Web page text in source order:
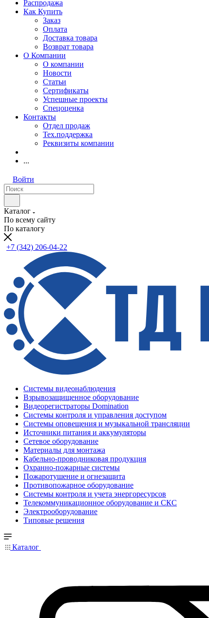
Распродажа
Как Купить
Заказ
Оплата
Доставка товара
Возврат товара
О Компании
О компании
Новости
Статьи
Сертификаты
Успешные проекты
Спецоценка
Контакты
Отдел продаж
Тех.поддержка
Реквизиты компании
...
Войти
Каталог
По всему сайту
По каталогу
+7 (342) 206-04-22
Системы видеонаблюдения
Взрывозащищенное оборудование
Видеорегистраторы Domination
Системы контроля и управления доступом
Системы оповещения и музыкальной трансляции
Источники питания и аккумуляторы
Сетевое оборудование
Материалы для монтажа
Кабельно-проводниковая продукция
Охранно-пожарные системы
Пожаротушение и огнезащита
Противопожарное оборудование
Системы контроля и учета энергоресурсов
Телекоммуникационное оборудование и СКС
Электрооборудование
Типовые решения
Каталог